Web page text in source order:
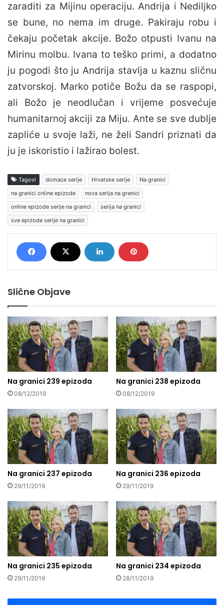
zaraditi za Mijinu operaciju. Andrija i Nediljko
se bune, no nema im druge. Pakiraju robu i
čekaju početak akcije. Božo otpusti Ivanu na
Mirinu molbu. Ivana to teško primi, a dodatno
ju pogodi što ju Andrija stavlja u kaznu sličnu
zatvorskoj. Marko potiče Božu da se raspopi,
ali Božo je neodlučan i vrijeme posvećuje
humanitarnoj akciji za Miju. Ante se sve dublje
zapliće u svoje laži, ne želi Sandri priznati da
ju je iskoristio i lažirao bolest.
Tagovi domace serije Hrvatske serije
Na granici
na granici online epizode
nova serija na granici
online epizode serije na granici
serija na granici
sve epizode serije na granici
Slične Objave
Na granici 239 epizoda
08/12/2019
Na granici 238 epizoda
08/12/2019
Na granici 237 epizoda
29/11/2019
Na granici 236 epizoda
29/11/2019
Na granici 235 epizoda
29/11/2019
Na granici 234 epizoda
28/11/2019